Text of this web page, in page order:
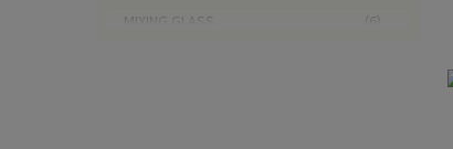
MIXING GLASS
(6)